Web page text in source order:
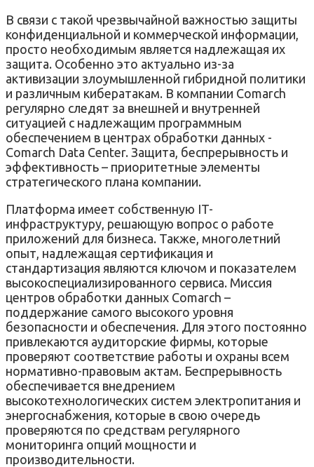
В связи с такой чрезвычайной важностью защиты
конфиденциальной и коммерческой информации,
просто необходимым является надлежащая их
защита. Особенно это актуально из-за
активизации злоумышленной гибридной политики
и различным кибератакам. В компании Comarch
регулярно следят за внешней и внутренней
ситуацией с надлежащим программным
обеспечением в центрах обработки данных -
Comarch Data Center. Защита, беспрерывность и
эффективность – приоритетные элементы
стратегического плана компании.
Платформа имеет собственную IT-
инфраструктуру, решающую вопрос о работе
приложений для бизнеса. Также, многолетний
опыт, надлежащая сертификация и
стандартизация являются ключом и показателем
высокоспециализированного сервиса. Миссия
центров обработки данных Comarch –
поддержание самого высокого уровня
безопасности и обеспечения. Для этого постоянно
привлекаются аудиторские фирмы, которые
проверяют соответствие работы и охраны всем
нормативно-правовым актам. Беспрерывность
обеспечивается внедрением
высокотехнологических систем электропитания и
энергоснабжения, которые в свою очередь
проверяются по средствам регулярного
мониторинга опций мощности и
производительности.